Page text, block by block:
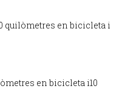
quilòmetres en bicicleta i
en bicicleta i10